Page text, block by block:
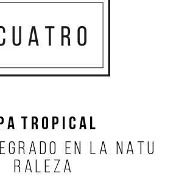
A T R O P I C A L
G R A D O E N L A N A T U
R A L E Z A